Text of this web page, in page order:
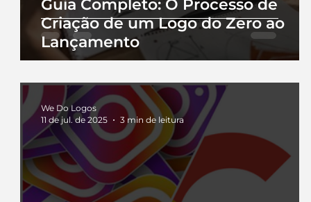
Guia Completo: O Processo de
Criação de um Logo do Zero ao
Lançamento
We Do Logos
11 de jul. de 2025
3 min de leitura